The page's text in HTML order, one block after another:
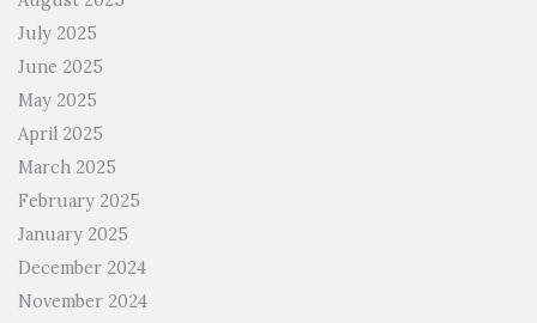
July 2025
June 2025
May 2025
April 2025
March 2025
February 2025
January 2025
December 2024
November 2024